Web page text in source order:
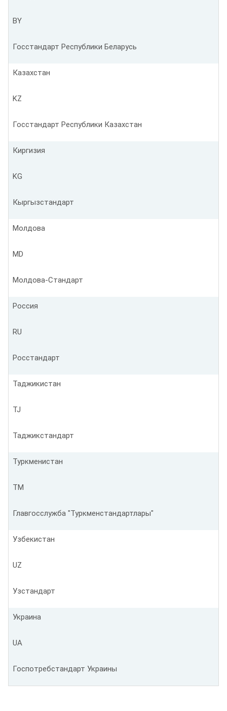
BY
Госстандарт Республики Беларусь
Казахстан
KZ
Госстандарт Республики Казахстан
Киргизия
KG
Кыргызстандарт
Молдова
MD
Молдова-Стандарт
Россия
RU
Росстандарт
Таджикистан
TJ
Таджикстандарт
Туркменистан
TM
Главгосслужба "Туркменстандартлары"
Узбекистан
UZ
Узстандарт
Украина
UA
Госпотребстандарт Украины